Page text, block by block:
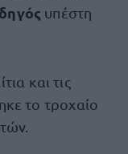
υπέστη
και τις
το τροχαίο